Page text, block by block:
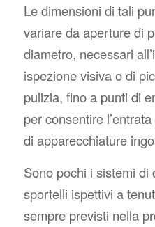
Le dimensioni di tali
variare da aperture di
diametro, necessari
ispezione visiva o di
pulizia, fino a punti di
per consentire
di apparecchiature
Sono pochi i sistemi di
sportelli ispettivi a
sempre previsti nella